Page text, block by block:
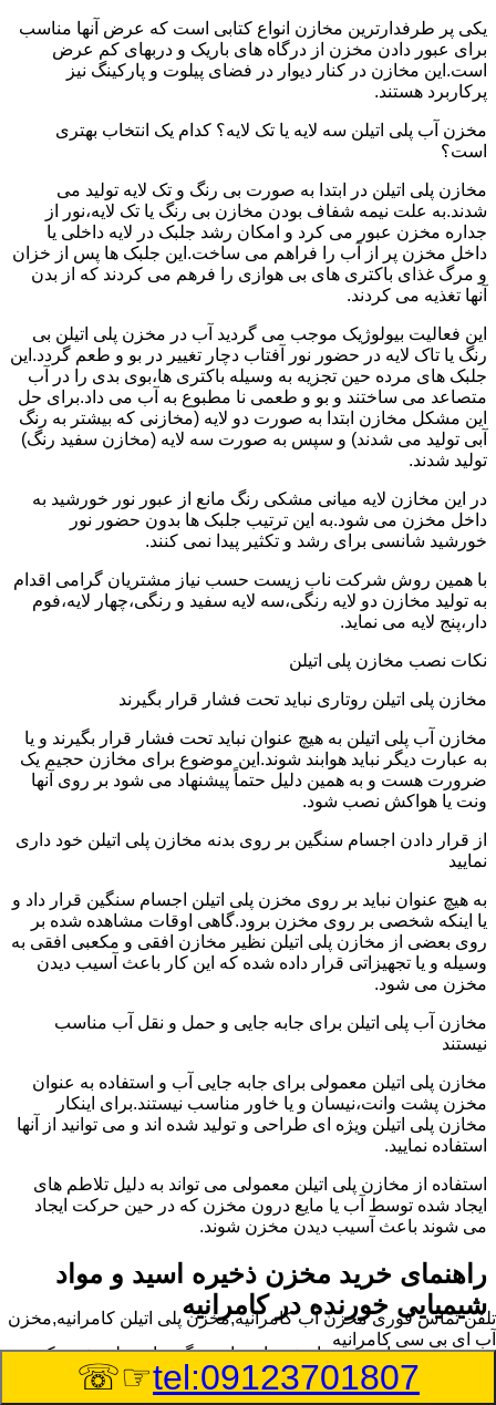
یکی پر طرفدارترین مخازن انواع کتابی است که عرض آنها مناسب
برای عبور دادن مخزن از درگاه های باریک و دربهای کم عرض
است.این مخازن در کنار دیوار در فضای پیلوت و پارکینگ نیز
پرکاربرد هستند.
مخزن آب پلی اتیلن سه لایه یا تک لایه؟ کدام یک انتخاب بهتری
است؟
مخازن پلی اتیلن در ابتدا به صورت بی رنگ و تک لایه تولید می
شدند.به علت نیمه شفاف بودن مخازن بی رنگ یا تک لایه،نور از
جداره مخزن عبور می کرد و امکان رشد جلبک در لایه داخلی یا
داخل مخزن پر از آب را فراهم می ساخت.این جلبک ها پس از خزان
و مرگ غذای باکتری های بی هوازی را فرهم می کردند که از بدن
آنها تغذیه می کردند.
این فعالیت بیولوژیک موجب می گردید آب در مخزن پلی اتیلن بی
رنگ یا تاک لایه در حضور نور آفتاب دچار تغییر در بو و طعم گردد.این
جلبک های مرده حین تجزیه به وسیله باکتری ها،بوی بدی را در آب
متصاعد می ساختند و بو و طعمی نا مطبوع به آب می داد.برای حل
این مشکل مخازن ابتدا به صورت دو لایه (مخازنی که بیشتر به رنگ
آبی تولید می شدند) و سپس به صورت سه لایه (مخازن سفید رنگ)
تولید شدند.
در این مخازن لایه میانی مشکی رنگ مانع از عبور نور خورشید به
داخل مخزن می شود.به این ترتیب جلبک ها بدون حضور نور
خورشید شانسی برای رشد و تکثیر پیدا نمی کنند.
با همین روش شرکت ناب زیست حسب نیاز مشتریان گرامی اقدام
به تولید مخازن دو لایه رنگی،سه لایه سفید و رنگی،چهار لایه،فوم
دار،پنج لایه می نماید.
نکات نصب مخازن پلی اتیلن
مخازن پلی اتیلن روتاری نباید تحت فشار قرار بگیرند
مخازن آب پلی اتیلن به هیچ عنوان نباید تحت فشار قرار بگیرند و یا
به عبارت دیگر نباید هوابند شوند.این موضوع برای مخازن حجیم یک
ضرورت هست و به همین دلیل حتماً پیشنهاد می شود بر روی آنها
ونت یا هواکش نصب شود.
از قرار دادن اجسام سنگین بر روی بدنه مخازن پلی اتیلن خود داری
نمایید
به هیچ عنوان نباید بر روی مخزن پلی اتیلن اجسام سنگین قرار داد و
یا اینکه شخصی بر روی مخزن برود.گاهی اوقات مشاهده شده بر
روی بعضی از مخازن پلی اتیلن نظیر مخازن افقی و مکعبی افقی به
وسیله و یا تجهیزاتی قرار داده شده که این کار باعث آسیب دیدن
مخزن می شود.
مخازن آب پلی اتیلن برای جابه جایی و حمل و نقل آب مناسب
نیستند
مخازن پلی اتیلن معمولی برای جابه جایی آب و استفاده به عنوان
مخزن پشت وانت،نیسان و یا خاور مناسب نیستند.برای اینکار
مخازن پلی اتیلن ویژه ای طراحی و تولید شده اند و می توانید از آنها
استفاده نمایید.
استفاده از مخازن پلی اتیلن معمولی می تواند به دلیل تلاطم های
ایجاد شده توسط آب یا مایع درون مخزن که در حین حرکت ایجاد
می شوند باعث آسیب دیدن مخزن شوند.
راهنمای خرید مخزن ذخیره اسید و مواد
شیمیایی خورنده در کامرانیه
مخزن ذخیره اسید و مواد شیمیایی باید به گونه ای تولید شوند که
بتوانند در برابر چگالی نسبتا بالا و خورندگی انواع اسیدها مقاومت
کافی داشته باشند.به همین دلیل نمی توان در هر مخزنی اسید و مواد
تلفن تماس فوریمخزن آب کامرانیه,مخزن پلی اتیلن کامرانیه,مخزن
آب ای بی سی کامرانیه
tel:09123701807
☞☏